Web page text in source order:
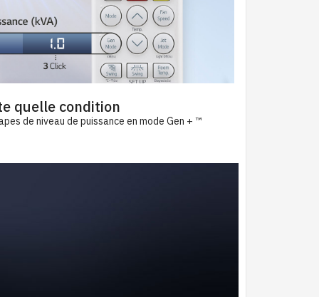
quelle condition
de niveau de puissance en mode Gen + ™